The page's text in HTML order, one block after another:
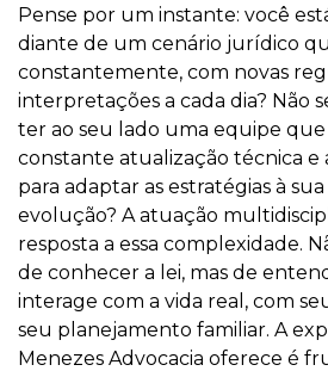
Pense por um instante: você
diante de um cenário jurídico
constantemente, com novas
interpretações a cada dia? Não
ter ao seu lado uma equipe
constante atualização técnica e
para adaptar as estratégias à
evolução? A atuação
resposta a essa complexidade.
de conhecer a lei, mas de
interage com a vida real, com
seu planejamento familiar. A
Menezes Advocacia oferece é